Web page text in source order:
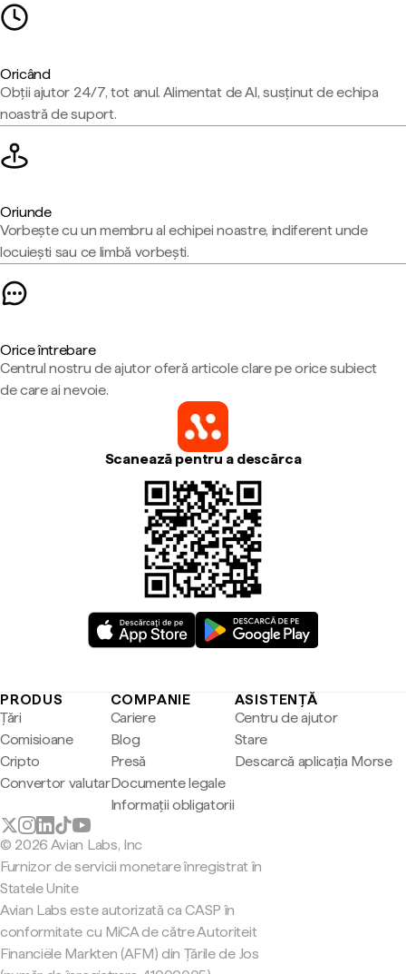
Oricând
Obții ajutor 24/7, tot anul. Alimentat de AI, susținut de echipa
noastră de suport.
Oriunde
Vorbește cu un membru al echipei noastre, indiferent unde
locuiești sau ce limbă vorbești.
Orice întrebare
Centrul nostru de ajutor oferă articole clare pe orice subiect
de care ai nevoie.
Scanează pentru a descărca
PRODUS
Țări
Comisioane
Cripto
Convertor valutar
COMPANIE
Cariere
Blog
Presă
Documente legale
Informații obligatorii
ASISTENȚĂ
Centru de ajutor
Stare
Descarcă aplicația Morse
© 2026 Avian Labs, Inc
Furnizor de servicii monetare înregistrat în
Statele Unite
Avian Labs este autorizată ca CASP în
conformitate cu MiCA de către Autoriteit
Financiële Markten (AFM) din Țările de Jos